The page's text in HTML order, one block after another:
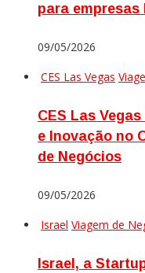
para empresas
09/05/2026
CES Las Vegas
CES Las
e Inovação no
de Negócios
09/05/2026
Israel Viagem de
Israel, a